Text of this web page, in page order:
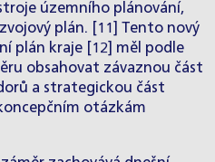
územního plánování,
plán. [11] Tento nový
plán kraje [12] měl podle
obsahovat závaznou část
a strategickou část
otázkám